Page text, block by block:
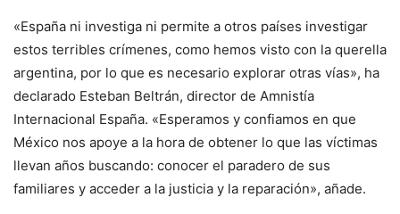
«España ni investiga ni permite a otros países investigar
estos terribles crímenes, como hemos visto con la querella
argentina, por lo que es necesario explorar otras vías», ha
declarado Esteban Beltrán, director de Amnistía
Internacional España. «Esperamos y confiamos en que
México nos apoye a la hora de obtener lo que las víctimas
llevan años buscando: conocer el paradero de sus
familiares y acceder a la justicia y la reparación», añade.